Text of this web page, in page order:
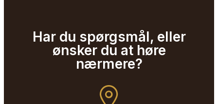
Har du spørgsmål, eller
ønsker du at høre
nærmere?